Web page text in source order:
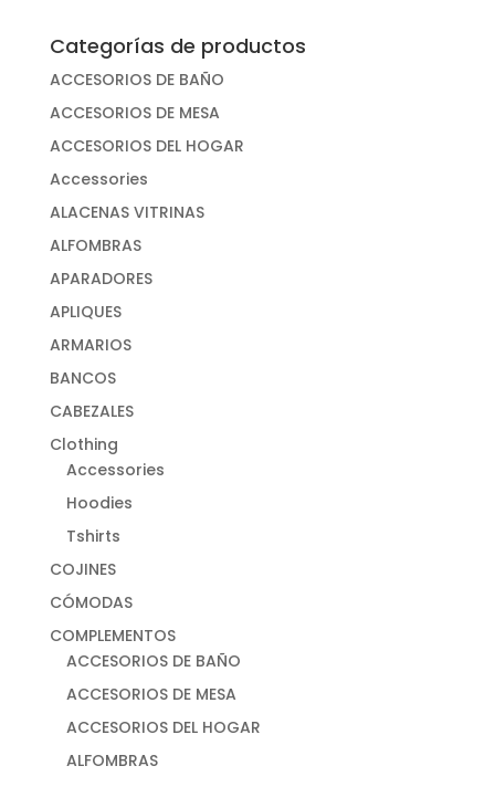
Categorías de productos
ACCESORIOS DE BAÑO
ACCESORIOS DE MESA
ACCESORIOS DEL HOGAR
Accessories
ALACENAS VITRINAS
ALFOMBRAS
APARADORES
APLIQUES
ARMARIOS
BANCOS
CABEZALES
Clothing
Accessories
Hoodies
Tshirts
COJINES
CÓMODAS
COMPLEMENTOS
ACCESORIOS DE BAÑO
ACCESORIOS DE MESA
ACCESORIOS DEL HOGAR
ALFOMBRAS